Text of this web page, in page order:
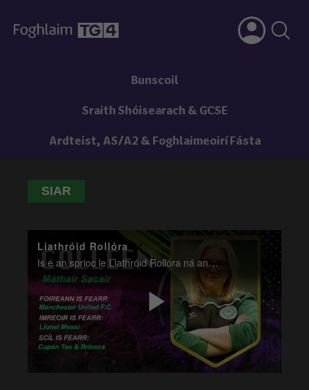
Bunscoil
Sraith Shóisearach & GCSE
Ardteist, AS/A2 & Foghlaimeoirí Fásta
SIAR
Liathróid Rollóra
Is é an sprioc le Liathróid Rollóra ná an liathróid a choinneáil ag bogadh agus faoi smacht agus tú ag dul tríd an ghreille.
Play